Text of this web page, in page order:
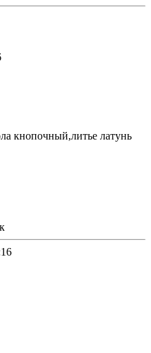
кнопочный,литье латунь